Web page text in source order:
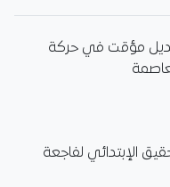
مؤقت في حركة
الإبتدائي لفاجعة